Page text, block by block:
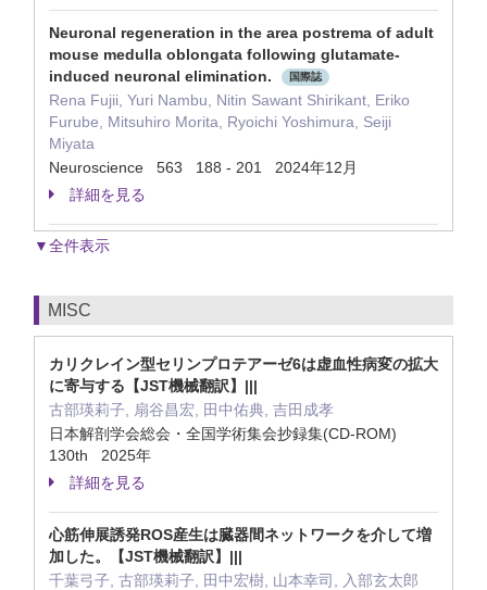
Neuronal regeneration in the area postrema of adult
mouse medulla oblongata following glutamate-
induced neuronal elimination.
国際誌
Rena Fujii, Yuri Nambu, Nitin Sawant Shirikant, Eriko
Furube, Mitsuhiro Morita, Ryoichi Yoshimura, Seiji
Miyata
Neuroscience 563 188 - 201 2024年12月
詳細を見る
▼全件表示
MISC
カリクレイン型セリンプロテアーゼ6は虚血性病変の拡大
に寄与する【JST機械翻訳】|||
古部瑛莉子, 扇谷昌宏, 田中佑典, 吉田成孝
日本解剖学会総会・全国学術集会抄録集(CD-ROM)
130th 2025年
詳細を見る
心筋伸展誘発ROS産生は臓器間ネットワークを介して増
加した。【JST機械翻訳】|||
千葉弓子, 古部瑛莉子, 田中宏樹, 山本幸司, 入部玄太郎